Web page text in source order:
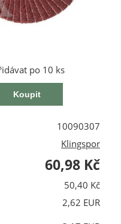
po 10 ks
10090307
Klingspor
60,98 Kč
50,40 Kč
2,62 EUR